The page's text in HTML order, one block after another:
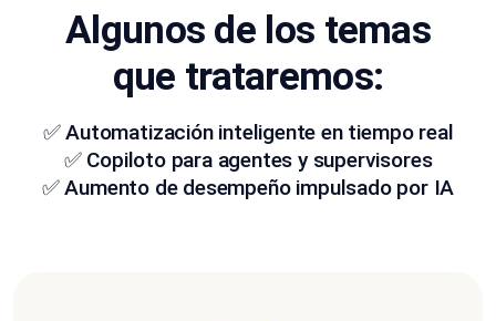
Algunos de los temas
que trataremos:
✅ Automatización inteligente en tiempo real
✅ Copiloto para agentes y supervisores
✅ Aumento de desempeño impulsado por IA